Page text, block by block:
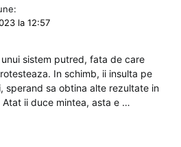
la 12:57
sistem putred, fata de care
In schimb, ii insulta pe
sperand sa obtina alte rezultate in
Atat ii duce mintea, asta e …